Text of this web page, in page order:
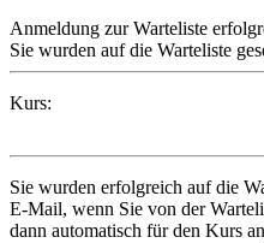
Anmeldung zur Warteliste
Sie wurden auf die Warteliste
Kurs:
Sie wurden erfolgreich auf die
E-Mail, wenn Sie von der
dann automatisch für den Kurs